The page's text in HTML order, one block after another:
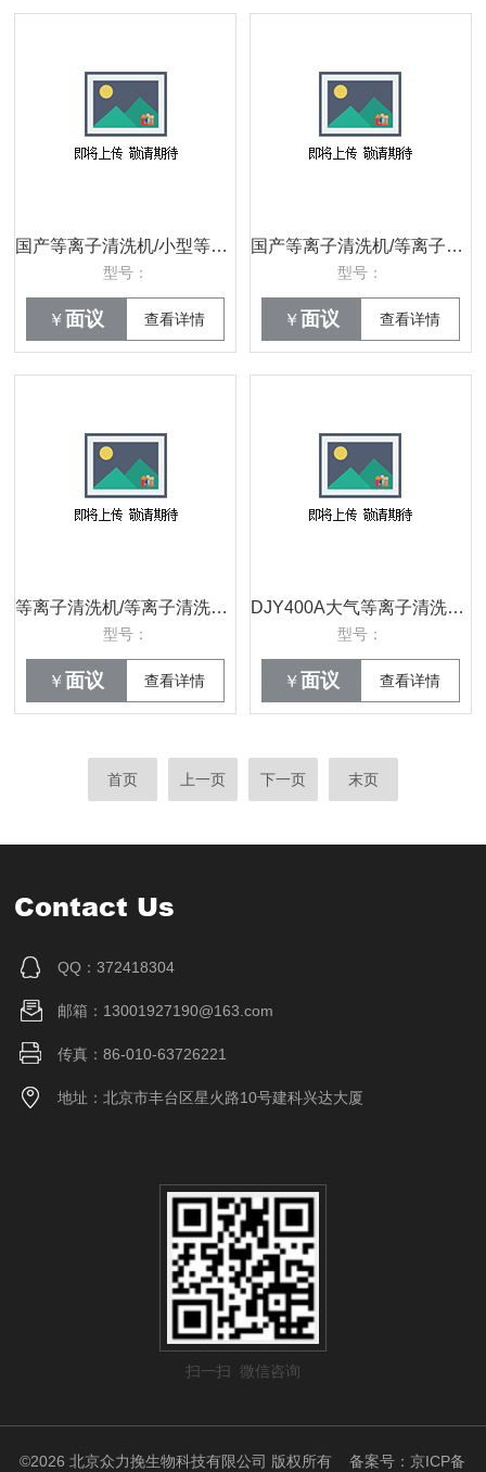
国产等离子清洗机/小型等离子清洗机/等离子清洗机型号/实验室常用等离子清洗机
型号：
￥ 面议 查看详情
国产等离子清洗机/等离子清洗机价格/等离子清洗机/DJY-2A等离子清洗机
型号：
￥ 面议 查看详情
等离子清洗机/等离子清洗机价格/小型等离子清洗机/等离子清洗机供应/等离子清洗机批发
型号：
￥ 面议 查看详情
DJY400A大气等离子清洗机/大气压等离子清洗机厂家/北京大气压等离子清洗机低价销售
型号：
￥ 面议 查看详情
首页 上一页 下一页 末页
Contact Us
QQ：372418304
邮箱：13001927190@163.com
传真：86-010-63726221
地址：北京市丰台区星火路10号建科兴达大厦
扫一扫 微信咨询
©2026 北京众力挽生物科技有限公司 版权所有备案号：京ICP备